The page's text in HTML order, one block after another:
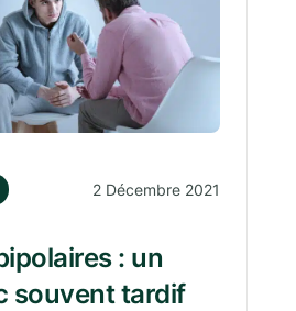
2 Décembre 2021
: un
souvent tardif